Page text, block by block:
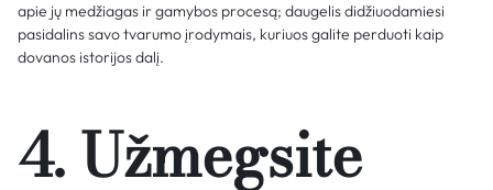
apie jų medžiagas ir gamybos procesą; daugelis didžiuodamiesi
pasidalins savo tvarumo įrodymais, kuriuos galite perduoti kaip
dovanos istorijos dalį.
4. Užmegsite